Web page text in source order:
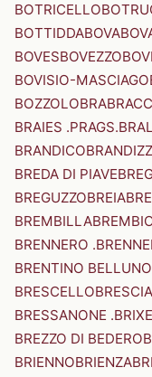
BOTRICELLO
BOTTIDDABOVA
BOVESBOVEZZO
BOVISIO-MASCIAGO
BOZZOLOBRA
BRAIES .PRAGS.
BRANDICO
BREDA DI PIAVE
BREGUZZOBREIA
BREMBILLA
BRENNERO
BRENTINO BELLUNO
BRESCELLOBRESCIA
BRESSANONE
BREZZO DI BEDERO
BRIENNOBRIENZA